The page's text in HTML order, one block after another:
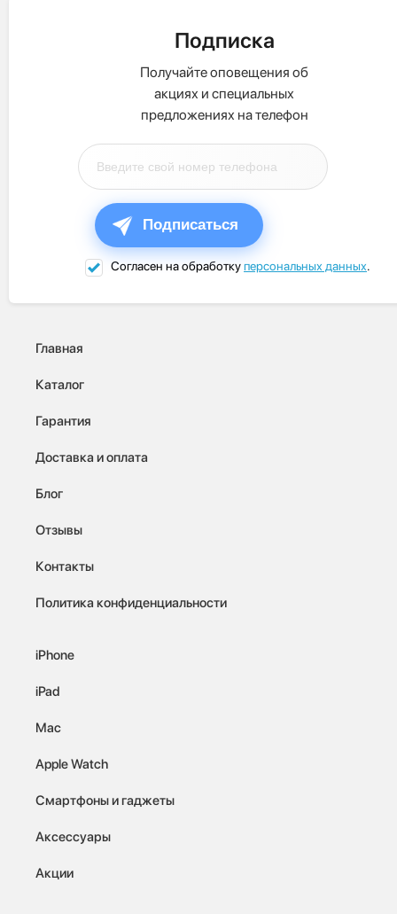
Подписка
Получайте оповещения об
акциях и специальных
предложениях на телефон
Подписаться
Согласен на обработкуперсональных данных.
Главная
Каталог
Гарантия
Доставка и оплата
Блог
Отзывы
Контакты
Политика конфиденциальности
iPhone
iPad
Mac
Apple Watch
Смартфоны и гаджеты
Аксессуары
Акции